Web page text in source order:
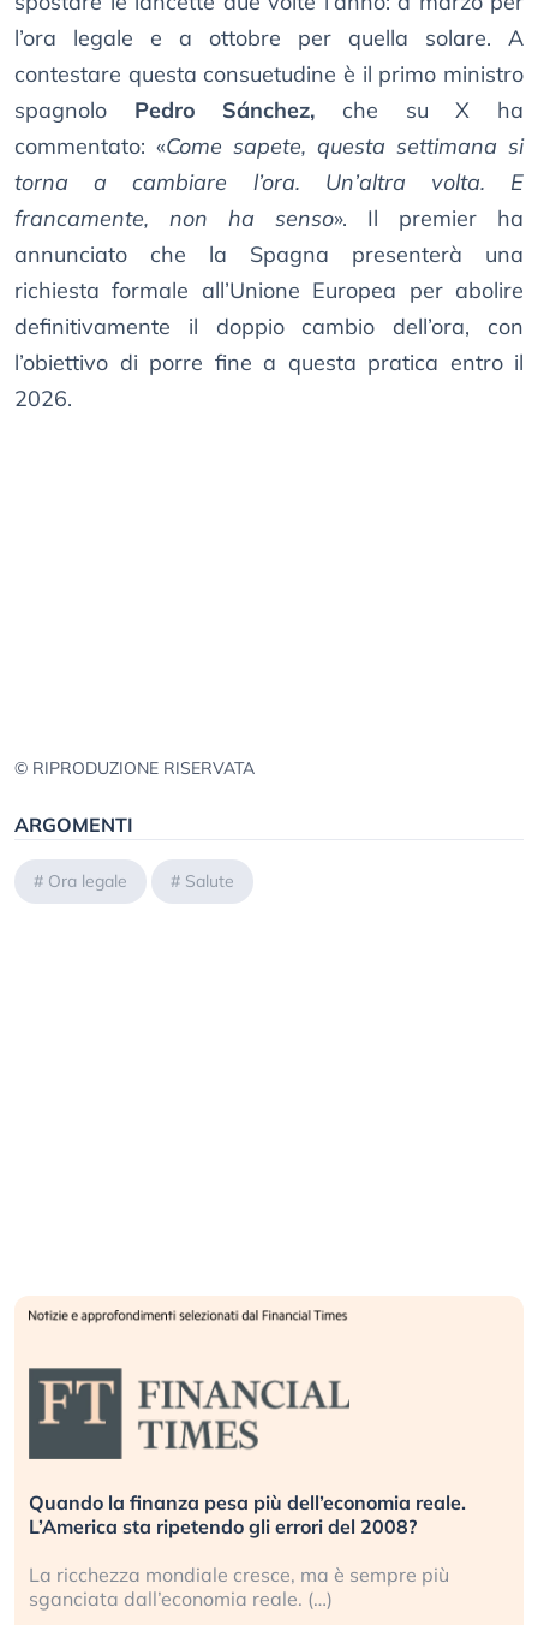
l’ora legale e a ottobre per quella solare. A
contestare questa consuetudine è il primo ministro
spagnolo Pedro Sánchez, che su X ha
commentato: «Come sapete, questa settimana si
torna a cambiare l’ora. Un’altra volta. E
francamente, non ha senso». Il premier ha
annunciato che la Spagna presenterà una
richiesta formale all’Unione Europea per abolire
definitivamente il doppio cambio dell’ora, con
l’obiettivo di porre fine a questa pratica entro il
2026.
© RIPRODUZIONE RISERVATA
ARGOMENTI
# Ora legale # Salute
Quando la finanza pesa più dell’economia reale.
L’America sta ripetendo gli errori del 2008?
La ricchezza mondiale cresce, ma è sempre più
sganciata dall’economia reale. (…)